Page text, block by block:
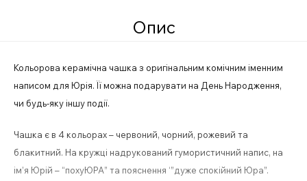
Опис
Кольорова керамічна чашка з оригінальним комічним іменним
написом для Юрія. Її можна подарувати на День Народження,
чи будь-яку іншу події.
Чашка є в 4 кольорах – червоний, чорний, рожевий та
блакитний. На кружці надрукований гумористичний напис, на
ім’я Юрій – “похуЮРА” та пояснення ‘”дуже спокійний Юра”.